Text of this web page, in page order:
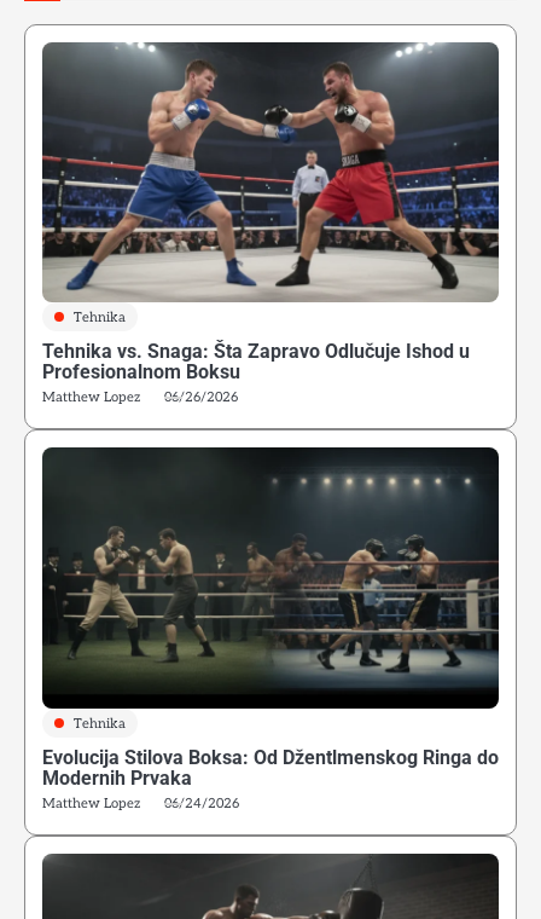
Tehnika
Tehnika vs. Snaga: Šta Zapravo Odlučuje Ishod u
Profesionalnom Boksu
Matthew Lopez 06/26/2026
Tehnika
Evolucija Stilova Boksa: Od Džentlmenskog Ringa do
Modernih Prvaka
Matthew Lopez 06/24/2026